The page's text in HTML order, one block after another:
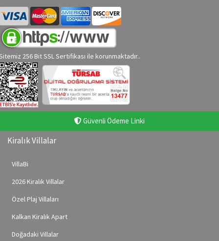
256 Bit SSL Sertifikası ile korunmaktadır..
Güvenli Ödeme Linki
Kiralık Villalar
VillaBi
2026 Kiralık Villalar
Özel Plaj Villaları
Kalkan Kiralık Apart
Doğadaki Villalar